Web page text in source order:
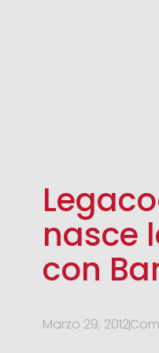
nasce
con
Marzo 29, 2012